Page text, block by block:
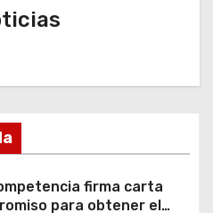
firma carta
para obtener el